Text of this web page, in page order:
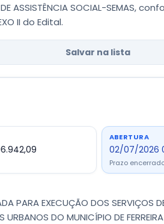
DE ASSISTÊNCIA SOCIAL-SEMAS,
II do Edital.
Salvar na lista
ABERTURA
02/07/2026
Prazo
EXECUÇÃO DOS SERVIÇOS
DO MUNICÍPIO DE